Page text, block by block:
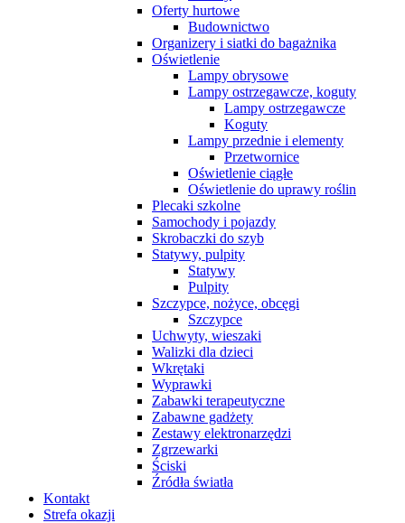
Oferty hurtowe
Budownictwo
Organizery i siatki do bagażnika
Oświetlenie
Lampy obrysowe
Lampy ostrzegawcze, koguty
Lampy ostrzegawcze
Koguty
Lampy przednie i elementy
Przetwornice
Oświetlenie ciągłe
Oświetlenie do uprawy roślin
Plecaki szkolne
Samochody i pojazdy
Skrobaczki do szyb
Statywy, pulpity
Statywy
Pulpity
Szczypce, nożyce, obcęgi
Szczypce
Uchwyty, wieszaki
Walizki dla dzieci
Wkrętaki
Wyprawki
Zabawki terapeutyczne
Zabawne gadżety
Zestawy elektronarzędzi
Zgrzewarki
Ściski
Źródła światła
Kontakt
Strefa okazji